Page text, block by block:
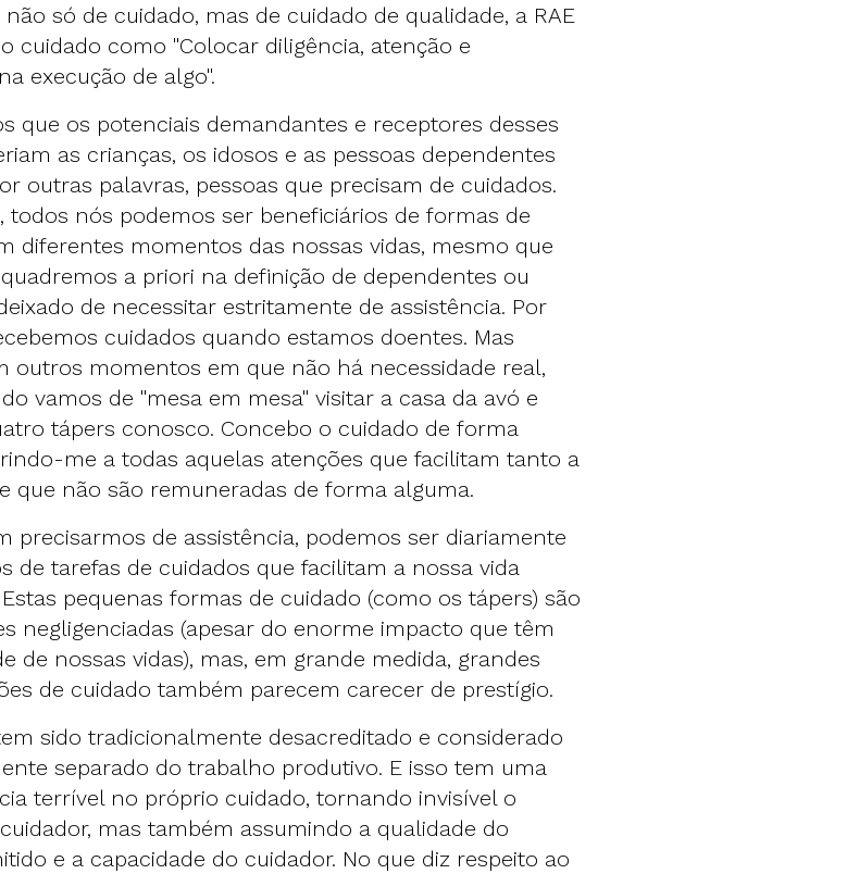
só de cuidado, mas de cuidado de qualidade, a RAE
cuidado como "Colocar diligência, atenção e
execução de algo".
que os potenciais demandantes e receptores desses
as crianças, os idosos e as pessoas dependentes
outras palavras, pessoas que precisam de cuidados.
todos nós podemos ser beneficiários de formas de
diferentes momentos das nossas vidas, mesmo que
a priori na definição de dependentes ou
de necessitar estritamente de assistência. Por
cuidados quando estamos doentes. Mas
outros momentos em que não há necessidade real,
vamos de "mesa em mesa" visitar a casa da avó e
tápers conosco. Concebo o cuidado de forma
me a todas aquelas atenções que facilitam tanto a
que não são remuneradas de forma alguma.
precisarmos de assistência, podemos ser diariamente
de tarefas de cuidados que facilitam a nossa vida
pequenas formas de cuidado (como os tápers) são
negligenciadas (apesar do enorme impacto que têm
de nossas vidas), mas, em grande medida, grandes
de cuidado também parecem carecer de prestígio.
sido tradicionalmente desacreditado e considerado
separado do trabalho produtivo. E isso tem uma
terrível no próprio cuidado, tornando invisível o
mas também assumindo a qualidade do
e a capacidade do cuidador. No que diz respeito ao